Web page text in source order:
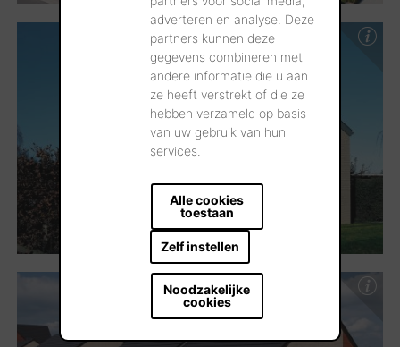
adverteren en analyse. Deze
partners kunnen deze
gegevens combineren met
andere informatie die u aan
ze heeft verstrekt of die ze
hebben verzameld op basis
van uw gebruik van hun
services.
Alle cookies
toestaan
Zelf instellen
Noodzakelijke
cookies